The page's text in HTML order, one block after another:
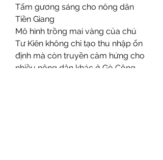
Tấm gương sáng cho nông dân
Tiền Giang
Mô hình trồng mai vàng của chú
Tư Kiên không chỉ tạo thu nhập ổn
định mà còn truyền cảm hứng cho
nhiều nông dân khác ở Gò Công